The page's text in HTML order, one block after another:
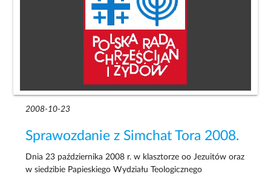
2008-10-23
Sprawozdanie z Simchat Tora 2008.
Dnia 23 października 2008 r. w klasztorze oo Jezuitów oraz
w siedzibie Papieskiego Wydziału Teologicznego